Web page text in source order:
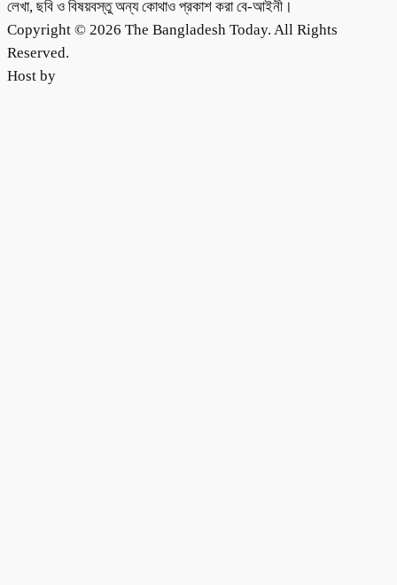
লেখা, ছবি ও বিষয়বস্তু অন্য কোথাও প্রকাশ করা বে-আইনী।
Copyright © 2026 The Bangladesh Today. All Rights
Reserved.
Host by